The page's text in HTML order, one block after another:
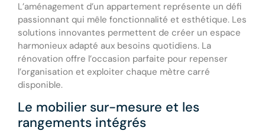
L’aménagement d’un appartement représente un défi
passionnant qui mêle fonctionnalité et esthétique. Les
solutions innovantes permettent de créer un espace
harmonieux adapté aux besoins quotidiens. La
rénovation offre l’occasion parfaite pour repenser
l’organisation et exploiter chaque mètre carré
disponible.
Le mobilier sur-mesure et les
rangements intégrés